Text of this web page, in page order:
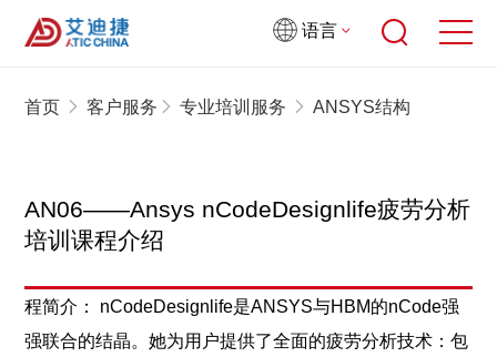
语言
首页 客户服务 专业培训服务 ANSYS结构
AN06——Ansys nCodeDesignlife疲劳分析
培训课程介绍
程简介： nCodeDesignlife是ANSYS与HBM的nCode强
强联合的结晶。她为用户提供了全面的疲劳分析技术：包